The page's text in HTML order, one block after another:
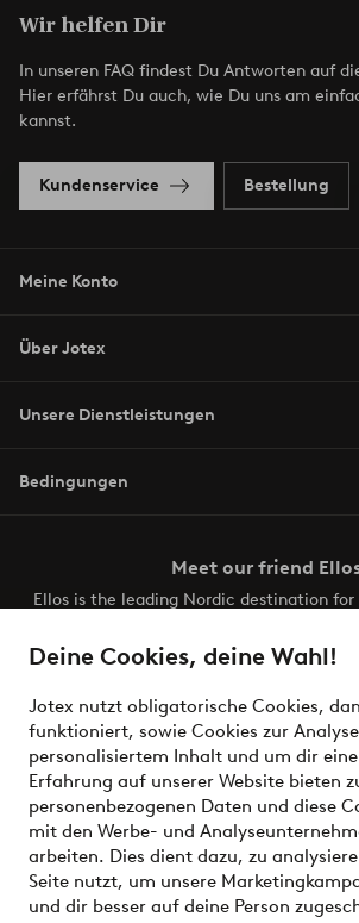
Deine Cookies, deine Wahl!
Jotex nutzt obligatorische Cookies,
funktioniert, sowie Cookies zur
personalisiertem Inhalt und um dir
Erfahrung auf unserer Website bieten
personenbezogenen Daten und diese
mit den Werbe- und
arbeiten. Dies dient dazu, zu
Seite nutzt, um unsere
und dir besser auf deine Person
Wir helfen Dir
In unseren FAQ findest Du Antworten auf
Hier erfährst Du auch, wie Du uns am
kannst.
Kundenservice Bestellung
Meine Konto
Über Jotex
Unsere Dienstleistungen
Bedingungen
Meet our friend
Ellos is the leading Nordic destination
the latest trends, curated to make
effortless. It’s all here.
Visit Ellos
Sichere Zahlungen - Jetzt bezahlen
Möchtest du mehr über
Zahlungsmöglichkeiten